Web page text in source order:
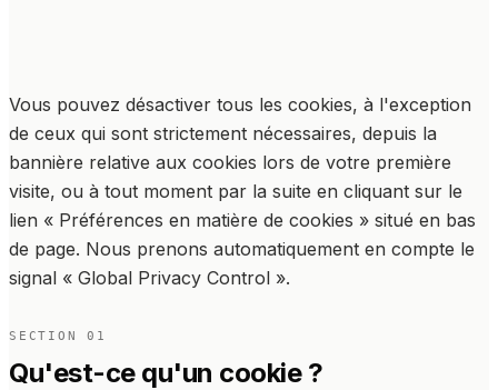
Vous pouvez désactiver tous les cookies, à l'exception
de ceux qui sont strictement nécessaires, depuis la
bannière relative aux cookies lors de votre première
visite, ou à tout moment par la suite en cliquant sur le
lien « Préférences en matière de cookies » situé en bas
de page. Nous prenons automatiquement en compte le
signal « Global Privacy Control ».
SECTION 01
Qu'est-ce qu'un cookie ?